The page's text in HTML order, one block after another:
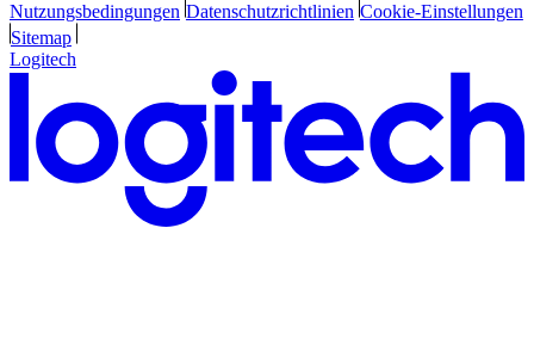
Nutzungsbedingungen Datenschutzrichtlinien Cookie-Einstellungen
Sitemap
Logitech